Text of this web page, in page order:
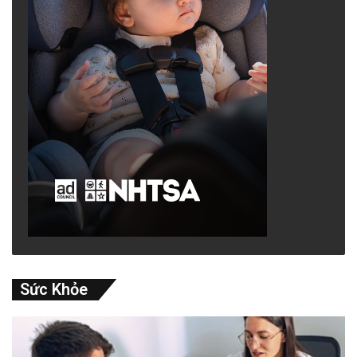
Sức Khỏe